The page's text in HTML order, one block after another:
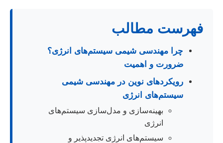
فهرست مطالب
چرا مهندسی شیمی سیستم‌های انرژی؟
ضرورت و اهمیت
رویکردهای نوین در مهندسی شیمی
سیستم‌های انرژی
بهینه‌سازی و مدل‌سازی سیستم‌های
انرژی
سیستم‌های انرژی تجدیدپذیر و